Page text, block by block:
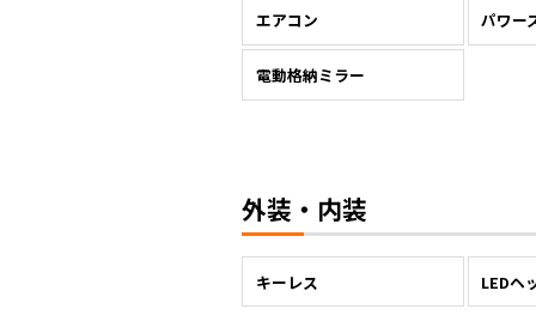
エアコン パワー
電動格納ミラー
外装・内装
キーレス LEDヘ